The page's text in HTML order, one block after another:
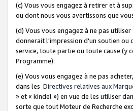
(c) Vous vous engagez à retirer et à
ou dont nous vous avertissons que
(d) Vous vous engagez à ne pas
donnerait l'impression d'un soutien ou
service, toute partie ou toute cause (y
Programme).
(e) Vous vous engagez à ne pas
dans les Directives relatives aux
» et « kindel ») en vue de les utiliser
sorte que tout Moteur de Recherche